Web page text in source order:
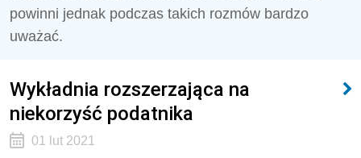
powinni jednak podczas takich rozmów bardzo
uważać.
Wykładnia rozszerzająca na
niekorzyść podatnika
01 lut 2021